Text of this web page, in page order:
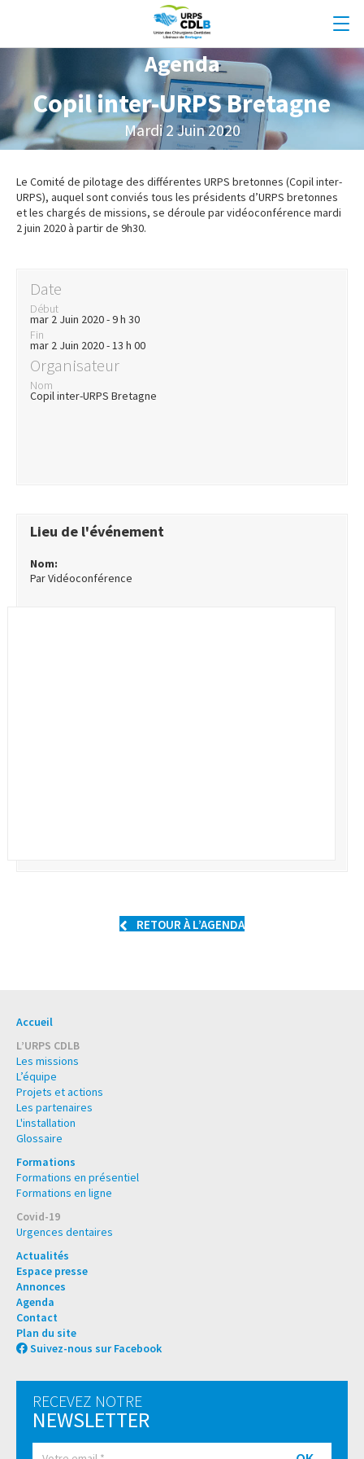
Agenda
Copil inter-URPS Bretagne
Mardi 2 Juin 2020
Le Comité de pilotage des différentes URPS bretonnes (Copil inter-
URPS), auquel sont conviés tous les présidents d’URPS bretonnes
et les chargés de missions, se déroule par vidéoconférence mardi
2 juin 2020 à partir de 9h30.
Date
Début
mar 2 Juin 2020 - 9 h 30
Fin
mar 2 Juin 2020 - 13 h 00
Organisateur
Nom
Copil inter-URPS Bretagne
Lieu de l'événement
Nom:
Par Vidéoconférence
RETOUR À L’AGENDA
Accueil
L’URPS CDLB
Les missions
L’équipe
Projets et actions
Les partenaires
L'installation
Glossaire
Formations
Formations en présentiel
Formations en ligne
Covid-19
Urgences dentaires
Actualités
Espace presse
Annonces
Agenda
Contact
Plan du site
Suivez-nous sur Facebook
RECEVEZ NOTRE
NEWSLETTER